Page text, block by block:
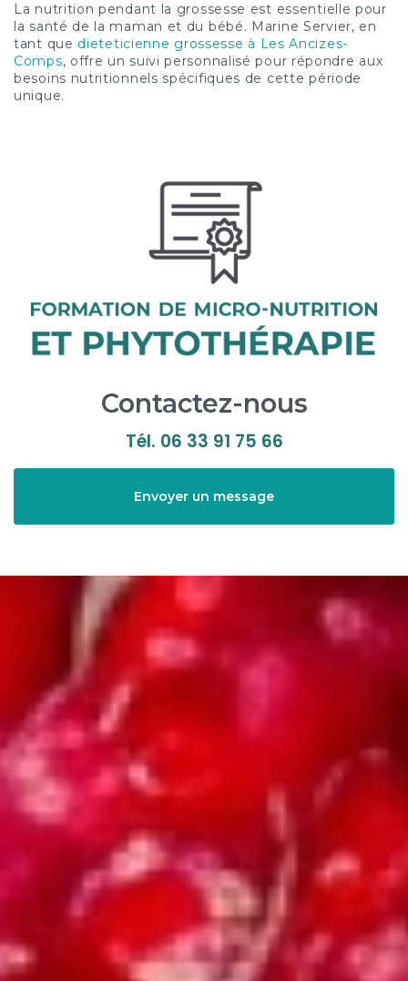
La nutrition pendant la grossesse est essentielle pour
la santé de la maman et du bébé. Marine Servier, en
tant que dieteticienne grossesse à Les Ancizes-
Comps, offre un suivi personnalisé pour répondre aux
besoins nutritionnels spécifiques de cette période
unique.
Contactez-nous
Tél. 06 33 91 75 66
Envoyer un message